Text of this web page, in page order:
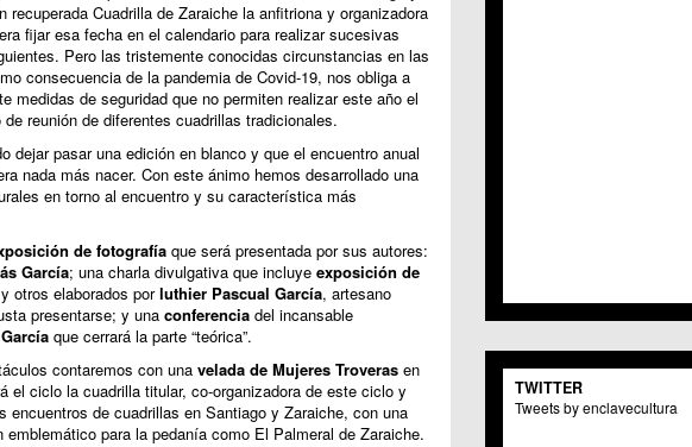
recuperada Cuadrilla de Zaraiche la anfitriona y organizadora
fijar esa fecha en el calendario para realizar sucesivas
Pero las tristemente conocidas circunstancias en las
consecuencia de la pandemia de Covid-19, nos obliga a
medidas de seguridad que no permiten realizar este año el
reunión de diferentes cuadrillas tradicionales.
dejar pasar una edición en blanco y que el encuentro anual
nada más nacer. Con este ánimo hemos desarrollado una
en torno al encuentro y su característica más
de fotografíaque será presentada por sus autores:
García; una charla divulgativa que incluye exposición de
otros elaborados porluthier Pascual García, artesano
presentarse; y una conferenciadel incansable
que cerrará la parte “teórica”.
contaremos con una velada de Mujeres Troverasen
el ciclo la cuadrilla titular, co-organizadora de este ciclo y
encuentros de cuadrillas en Santiago y Zaraiche, con una
emblemático para la pedanía como El Palmeral de Zaraiche.
C.C.S. La Paz
C.M. El Carmen
Centros Culturales
C.C. Puertas de Castilla
TWITTER
Tweets by enclavecultura